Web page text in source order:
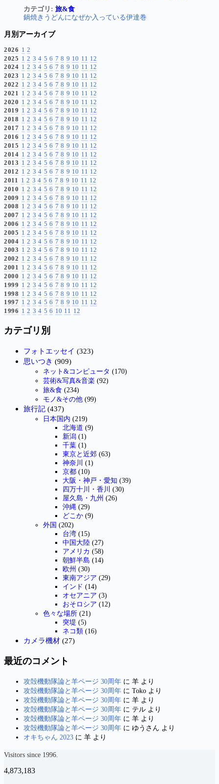
鍋焼きうどんになぜか入っている伊達巻
カテゴリ: 旅&食
月別アーカイブ
2026 1 2
2025 1 2 3 4 5 6 7 8 9 10 11 12
2024 1 2 3 4 5 6 7 8 9 10 11 12
2023 1 2 3 4 5 6 7 8 9 10 11 12
2022 1 2 3 4 5 6 7 8 9 10 11 12
2021 1 2 3 4 5 6 7 8 9 10 11 12
2020 1 2 3 4 5 6 7 8 9 10 11 12
2019 1 2 3 4 5 6 7 8 9 10 11 12
2018 1 2 3 4 5 6 7 8 9 10 11 12
2017 1 2 3 4 5 6 7 8 9 10 11 12
2016 1 2 3 4 5 6 7 8 9 10 11 12
2015 1 2 3 4 5 6 7 8 9 10 11 12
2014 1 2 3 4 5 6 7 8 9 10 11 12
2013 1 2 3 4 5 6 7 8 9 10 11 12
2012 1 2 3 4 5 6 7 8 9 10 11 12
2011 1 2 3 4 5 6 7 8 9 10 11 12
2010 1 2 3 4 5 6 7 8 9 10 11 12
2009 1 2 3 4 5 6 7 8 9 10 11 12
2008 1 2 3 4 5 6 7 8 9 10 11 12
2007 1 2 3 4 5 6 7 8 9 10 11 12
2006 1 2 3 4 5 6 7 8 9 10 11 12
2005 1 2 3 4 5 6 7 8 9 10 11 12
2004 1 2 3 4 5 6 7 8 9 10 11 12
2003 1 2 3 4 5 6 7 8 9 10 11 12
2002 1 2 3 4 5 6 7 8 9 10 11 12
2001 1 2 3 4 5 6 7 8 9 10 11 12
2000 1 2 3 4 5 6 7 8 9 10 11 12
1999 1 2 3 4 5 6 7 8 9 10 11 12
1998 1 2 3 4 5 6 7 8 9 10 11 12
1997 1 2 3 4 5 6 7 8 9 10 11 12
1996 1 2 3 4 5 6 10 11 12
カテゴリ別
フォトエッセイ (323)
思いつき (909)
ネット&コンピュータ (170)
芸術&写真&音楽 (92)
旅&食 (234)
モノ&その他 (99)
旅行記 (437)
日本国内 (219)
北海道 (9)
新潟 (1)
千葉 (1)
東京と近郊 (63)
神奈川
(1)
京都 (10)
大阪・神戸・愛知 (39)
四万十川・香川
(30)
屋久島・九州 (26)
沖縄 (29)
どこか (9)
外国 (202)
台湾 (15)
中国大陸 (27)
アメリカ (58)
朝鮮半島 (14)
欧州 (30)
東南アジア (29)
インド (14)
オセアニア (3)
おそロシア (12)
色々な場所 (21)
突堤 (5)
ネコ類 (16)
カメラ機材 (27)
最近のコメント
攻殻機動隊論と羊ページ 30周年 に 羊 より
攻殻機動隊論と羊ページ 30周年 に Toko より
攻殻機動隊論と羊ページ 30周年 に 羊 より
攻殻機動隊論と羊ページ 30周年 に テル より
攻殻機動隊論と羊ページ 30周年 に 羊 より
攻殻機動隊論と羊ページ 30周年 に ゆうさん より
オキちゃん 2023 に 羊 より
Visitors since 1996.
4,873,183